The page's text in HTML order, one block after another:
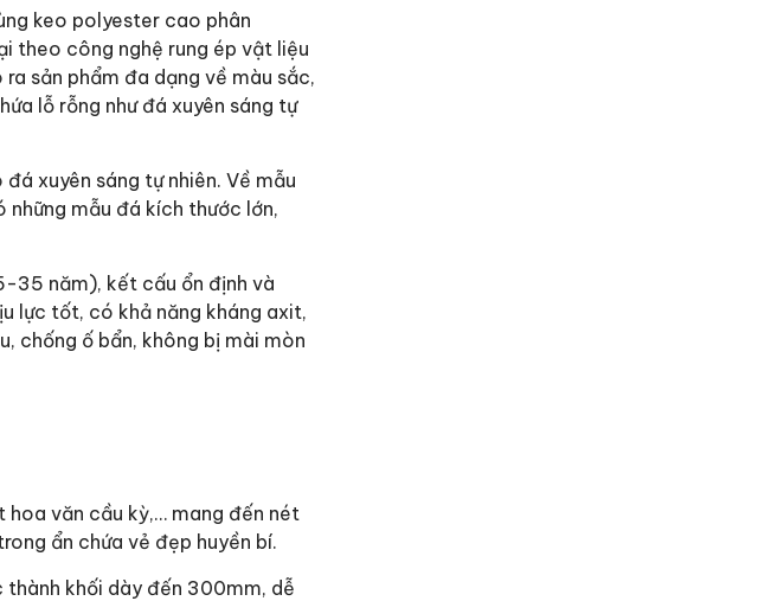
keo polyester cao phân
theo công nghệ rung ép vật liệu
sản phẩm đa dạng về màu sắc,
lỗ rỗng như đá xuyên sáng tự
xuyên sáng tự nhiên. Về mẫu
mẫu đá kích thước lớn,
35 năm), kết cấu ổn định và
lực tốt, có khả năng kháng axit,
chống ố bẩn, không bị mài mòn
hoa văn cầu kỳ,… mang đến nét
ẩn chứa vẻ đẹp huyền bí.
khối dày đến 300mm, dễ